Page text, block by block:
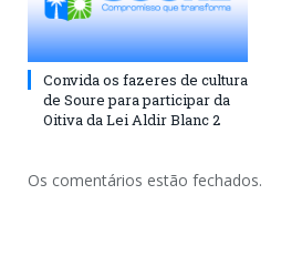
Convida os fazeres de cultura
de Soure para participar da
Oitiva da Lei Aldir Blanc 2
Os comentários estão fechados.